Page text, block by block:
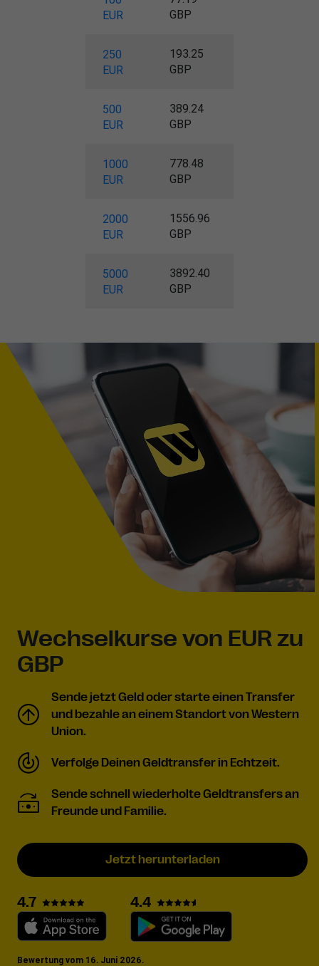
EUR
GBP
250
EUR
193.25
GBP
500
EUR
389.24
GBP
1000
EUR
778.48
GBP
2000
EUR
1556.96
GBP
5000
EUR
3892.40
GBP
Wechselkurse von EUR zu
GBP
Sende jetzt Geld oder starte einen Transfer
und bezahle an einem Standort von Western
Union.
Verfolge Deinen Geldtransfer in Echtzeit.
Sende schnell wiederholte Geldtransfers an
Freunde und Familie.
Jetzt herunterladen
4.7 4.4
Bewertung vom 16. Juni 2026.